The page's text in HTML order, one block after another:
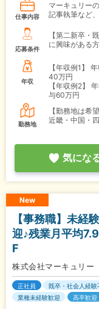
仕事内容
マーキュリー
記事執筆など
応募条件
【第二新卒・
に興味がある方
年収
【年収例1】
40万円
【年収例2】
与60万円
勤務地
【勤務地は希
近畿・中国・
気にな
New
【事務職】未経
迎♪残業月平均
F
株式会社マーキュリー
正社員 既卒・社会人経験
業種未経験歓迎
高卒歓迎